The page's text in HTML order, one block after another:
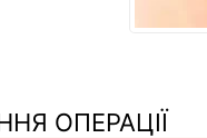
ОПЕРАЦІЇ